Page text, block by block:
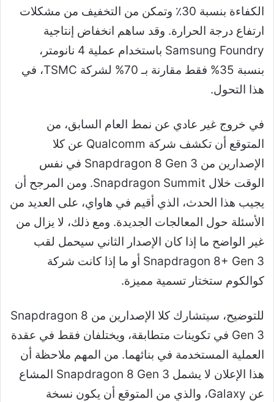
الكفاءة بنسبة 30٪ وتمكن من التخفيف من مشكلات
ارتفاع درجة الحرارة. وقد ساهم انخفاض إنتاجية
Samsung Foundry باستخدام عملية 4 نانومتر،
بنسبة 35% فقط مقارنة بـ 70% لشركة TSMC، في
هذا التحول.
في خروج غير عادي عن نمط العام السابق، من
المتوقع أن تكشف شركة Qualcomm عن كلا
الإصدارين من Snapdragon 8 Gen 3 في نفس
الوقت خلال Snapdragon Summit. ومن المرجح أن
يجيب هذا الحدث، الذي أقيم في هاواي، على العديد من
الأسئلة حول المعالجات الجديدة. ومع ذلك، لا يزال من
غير الواضح ما إذا كان الإصدار الثاني سيحمل لقب
Snapdragon 8+ Gen 3 أو ما إذا كانت شركة
كوالكوم ستختار تسمية مميزة.
للتوضيح، سيتشارك كلا الإصدارين من Snapdragon 8
Gen 3 في تكوينات متطابقة، ويختلفان فقط في عقدة
العملية المستخدمة في بنائهما. من المهم ملاحظة أن
هذا الإعلان لا يشمل Snapdragon 8 Gen 3 المشاع
عن Galaxy، والذي من المتوقع أن يكون نسخة